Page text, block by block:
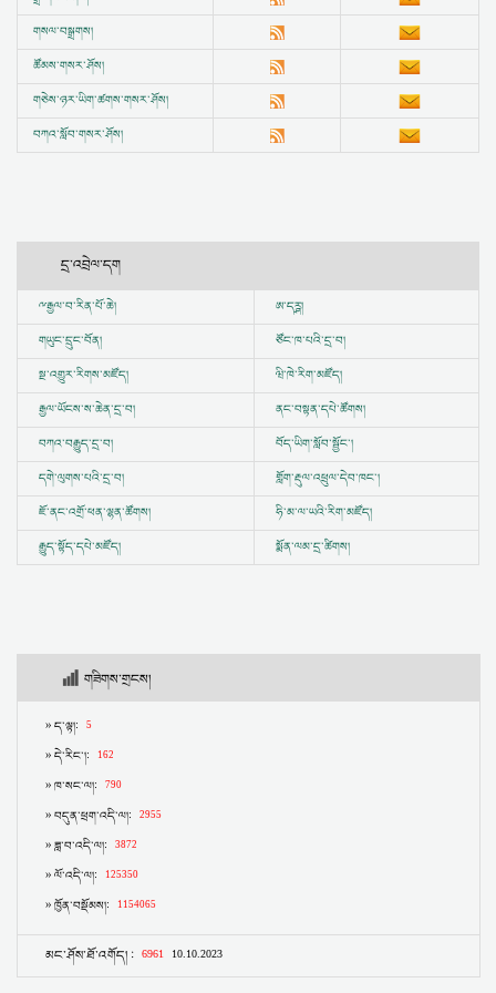
གསལ་བསྒྲགས།
ཚོམས་གསར་ཤོས།
གཅེས་ཉར་ཡིག་ཚགས་གསར་ཤོས།
བཀའ་སློབ་གསར་ཤོས།
དྲ་འབྲེལ་དག
ྋརྒྱལ་བ་རིན་པོ་ཆེ།
ཨ་དཪྴ།
གཡུང་དྲུང་བོན།
ཙོང་ཁ་པའི་དྲ་བ།
སྔ་འགྱུར་རིགས་མཛོད།
ཝི་ཁེ་རིག་མཛོད།
རྒྱལ་ཡོངས་ས་ཆེན་དྲ་བ།
ནང་བསྟན་དཔེ་ཚོགས།
བཀའ་བརྒྱུད་དྲ་བ།
བོད་ཡིག་སློབ་སྦྱོང་།
དགེ་ལུགས་པའི་དྲ་བ།
གློག་རྡུལ་འཕྲུལ་དེབ་ཁང་།
ཇོ་ནང་འགྲོ་ཕན་ལྷན་ཚོགས།
ཧི་མ་ལ་ཡའི་རིག་མཛོད།
རྒྱུད་སྟོད་དཔེ་མཛོད།
སྨོན་ལམ་དྲ་ཚིགས།